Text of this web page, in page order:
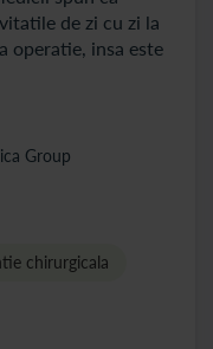
de zi cu zi la
operatie, insa este
Group
chirurgicala